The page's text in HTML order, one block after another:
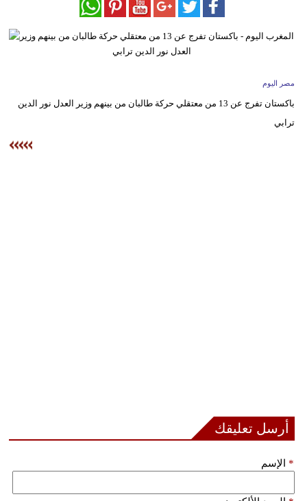
سياحة
مصر اليوم
باكستان تفرج عن 13 من معتقلي حركة طالبان من بينهم وزير العدل نور الدين
ترابي
أرسل تعليقك
الإسم *